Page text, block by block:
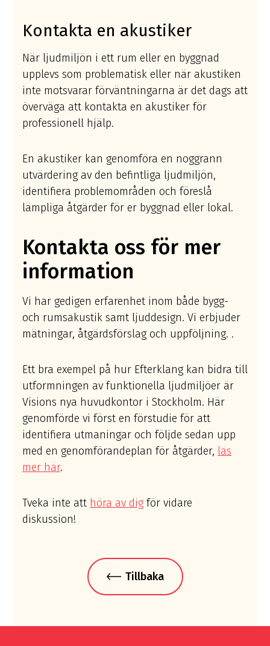
Kontakta en akustiker
När ljudmiljön i ett rum eller en byggnad
upplevs som problematisk eller när akustiken
inte motsvarar förväntningarna är det dags att
överväga att kontakta en akustiker för
professionell hjälp.
En akustiker kan genomföra en noggrann
utvärdering av den befintliga ljudmiljön,
identifiera problemområden och föreslå
lämpliga åtgärder för er byggnad eller lokal.
Kontakta oss för mer
information
Vi har gedigen erfarenhet inom både bygg-
och rumsakustik samt ljuddesign. Vi erbjuder
mätningar, åtgärdsförslag och uppföljning. .
Ett bra exempel på hur Efterklang kan bidra till
utformningen av funktionella ljudmiljöer är
Visions nya huvudkontor i Stockholm. Här
genomförde vi först en förstudie för att
identifiera utmaningar och följde sedan upp
med en genomförandeplan för åtgärder, läs
mer här.
Tveka inte att höra av dig för vidare
diskussion!
Tillbaka